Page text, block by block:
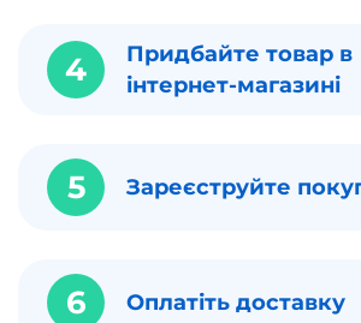
4
Придбайте товар в
інтернет-магазині
5 Зареєструйте
6 Оплатіть доставку